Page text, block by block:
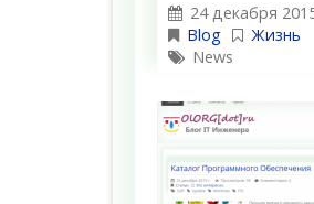
24 декабря
Blog
Жизнь
News